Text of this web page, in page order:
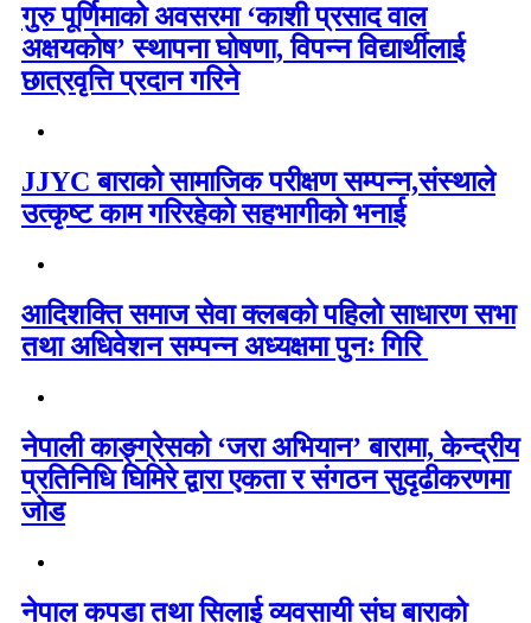
गुरु पूर्णिमाको अवसरमा ‘काशी प्रसाद वाल
अक्षयकोष’ स्थापना घोषणा, विपन्न विद्यार्थीलाई
छात्रवृत्ति प्रदान गरिने
JJYC बाराको सामाजिक परीक्षण सम्पन्न,संस्थाले
उत्कृष्ट काम गरिरहेको सहभागीको भनाई
आदिशक्ति समाज सेवा क्लबको पहिलो साधारण सभा
तथा अधिवेशन सम्पन्न अध्यक्षमा पुनः गिरि
नेपाली काङ्ग्रेसको ‘जरा अभियान’ बारामा, केन्द्रीय
प्रतिनिधि घिमिरे द्वारा एकता र संगठन सुदृढीकरणमा
जोड
नेपाल कपडा तथा सिलाई व्यवसायी संघ बाराको